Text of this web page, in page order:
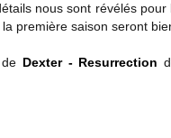
nous sont révélés
première saison seront
Dexter - Resurrection